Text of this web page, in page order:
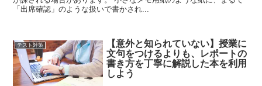
「出席確認」のような扱いで書かされ...
テスト対策
【意外と知られていない】授業に
文句をつけるよりも、レポートの
書き方を丁寧に解説した本を利用
しよう